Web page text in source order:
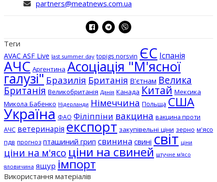
partners@meatnews.com.ua
Теги
AVAC ASF Live last summer day topigs norsvin ЄС Іспанія
АЧС Аргентина Асоціація "М'ясної
галузі" Бразилія Британія В'єтнам Велика
Британія Великобританія Данія Канада Китай Мексика
Микола Бабенко Нідерланди Німеччина Польща США
Україна ФАО Філіппіни вакцина вакцина проти
АЧС ветеринарія експорт закупівельні ціни зерно м'ясо
пдв прогноз пташиний грип свинина свині світ ціни
ціни на м'ясо ціни на свиней штучне м'ясо
яловичина ящур імпорт
Використання матеріалів